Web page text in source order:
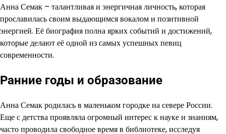
Анна Семак – талантливая и энергичная личность, которая
прославилась своим выдающимся вокалом и позитивной
энергией. Её биография полна ярких событий и достижений,
которые делают её одной из самых успешных певиц
современности.
Ранние годы и образование
Анна Семак родилась в маленьком городке на севере России.
Еще с детства проявляла огромный интерес к науке и знаниям,
часто проводила свободное время в библиотеке, исследуя